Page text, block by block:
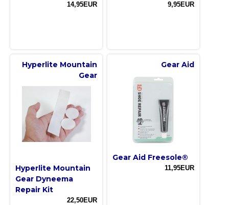
14,95EUR 9,95EUR
Hyperlite Mountain
Gear
Hyperlite Mountain
Gear Dyneema
Repair Kit
22,50EUR
Gear Aid
Gear Aid Freesole®
11,95EUR